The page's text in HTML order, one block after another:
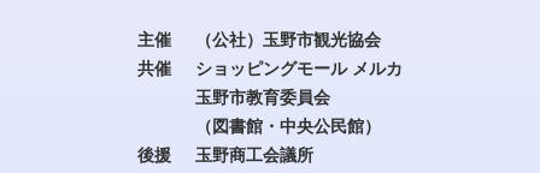
主催
（公社）玉野市観光協会
共催
ショッピングモール メルカ
玉野市教育委員会
（図書館・中央公民館）
後援
玉野商工会議所